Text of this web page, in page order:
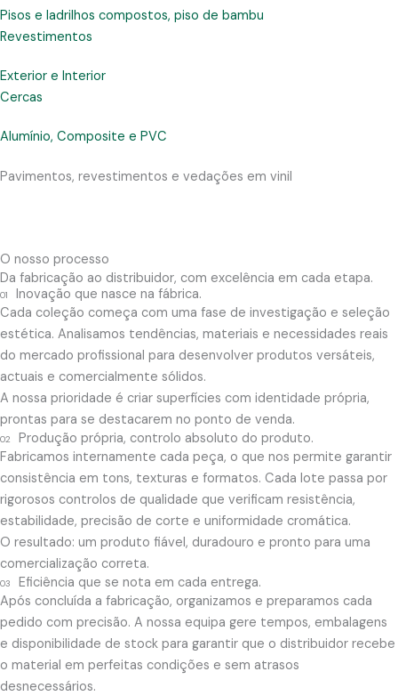
Pisos e ladrilhos compostos, piso de bambu
Revestimentos
Exterior e Interior
Cercas
Alumínio, Composite e PVC
Pavimentos, revestimentos e vedações em vinil
O nosso processo
Da fabricação ao distribuidor, com excelência em cada etapa.
01
Inovação que nasce na fábrica.
Cada coleção começa com uma fase de investigação e seleção
estética. Analisamos tendências, materiais e necessidades reais
do mercado profissional para desenvolver produtos versáteis,
actuais e comercialmente sólidos.
A nossa prioridade é criar superfícies com identidade própria,
prontas para se destacarem no ponto de venda.
02
Produção própria, controlo absoluto do produto.
Fabricamos internamente cada peça, o que nos permite garantir
consistência em tons, texturas e formatos. Cada lote passa por
rigorosos controlos de qualidade que verificam resistência,
estabilidade, precisão de corte e uniformidade cromática.
O resultado: um produto fiável, duradouro e pronto para uma
comercialização correta.
03
Eficiência que se nota em cada entrega.
Após concluída a fabricação, organizamos e preparamos cada
pedido com precisão. A nossa equipa gere tempos, embalagens
e disponibilidade de stock para garantir que o distribuidor recebe
o material em perfeitas condições e sem atrasos
desnecessários.